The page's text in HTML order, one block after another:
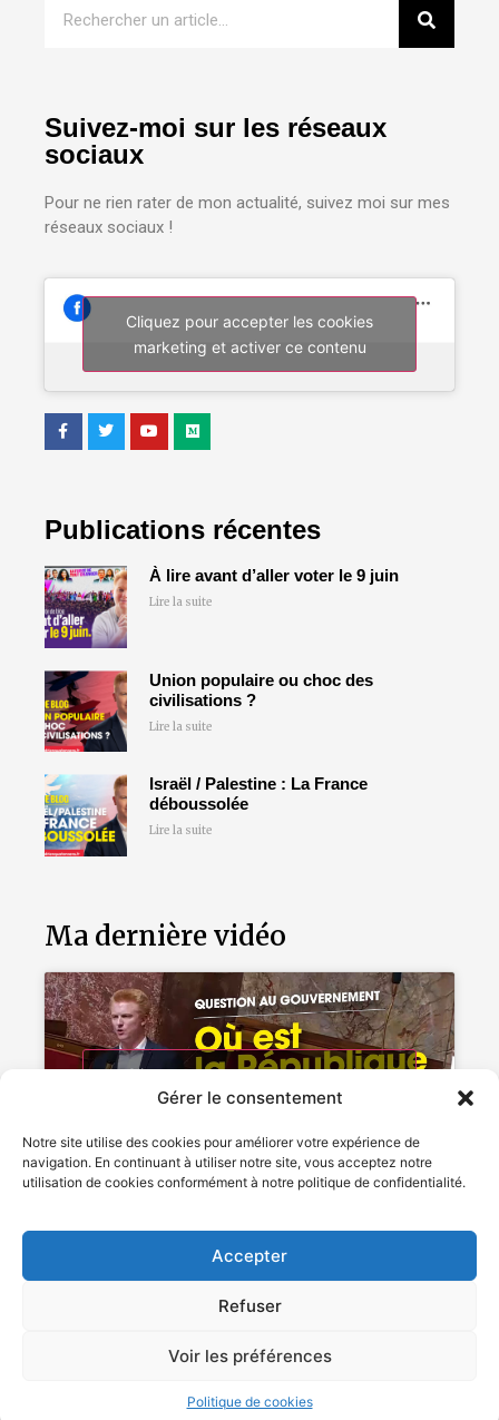
Gérer le consentement
Notre site utilise des cookies pour améliorer votre expérience de
navigation. En continuant à utiliser notre site, vous acceptez notre
utilisation de cookies conformément à notre politique de confidentialité.
Accepter
Refuser
Voir les préférences
Politique de cookies
Suivez-moi sur les réseaux
sociaux
Pour ne rien rater de mon actualité, suivez moi sur mes
réseaux sociaux !
Cliquez pour accepter les cookies
marketing et activer ce contenu
Publications récentes
À lire avant d’aller voter le 9 juin
Lire la suite
Union populaire ou choc des
civilisations ?
Lire la suite
Israël / Palestine : La France
déboussolée
Lire la suite
Ma dernière vidéo
Cliquez pour accepter les cookies
marketing et activer ce contenu
2024 – Adrien Quatennens – Tous droits réservés –